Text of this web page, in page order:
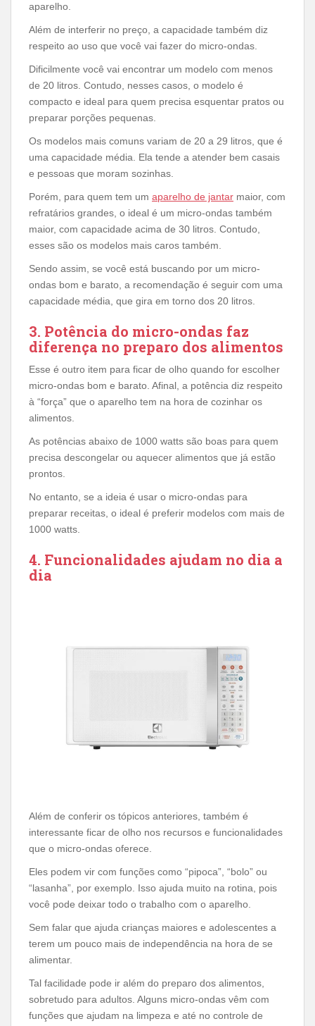
aparelho.
Além de interferir no preço, a capacidade também diz
respeito ao uso que você vai fazer do micro-ondas.
Dificilmente você vai encontrar um modelo com menos
de 20 litros. Contudo, nesses casos, o modelo é
compacto e ideal para quem precisa esquentar pratos ou
preparar porções pequenas.
Os modelos mais comuns variam de 20 a 29 litros, que é
uma capacidade média. Ela tende a atender bem casais
e pessoas que moram sozinhas.
Porém, para quem tem um aparelho de jantar maior, com
refratários grandes, o ideal é um micro-ondas também
maior, com capacidade acima de 30 litros. Contudo,
esses são os modelos mais caros também.
Sendo assim, se você está buscando por um micro-
ondas bom e barato, a recomendação é seguir com uma
capacidade média, que gira em torno dos 20 litros.
3. Potência do micro-ondas faz
diferença no preparo dos alimentos
Esse é outro item para ficar de olho quando for escolher
micro-ondas bom e barato. Afinal, a potência diz respeito
à “força” que o aparelho tem na hora de cozinhar os
alimentos.
As potências abaixo de 1000 watts são boas para quem
precisa descongelar ou aquecer alimentos que já estão
prontos.
No entanto, se a ideia é usar o micro-ondas para
preparar receitas, o ideal é preferir modelos com mais de
1000 watts.
4. Funcionalidades ajudam no dia a
dia
Além de conferir os tópicos anteriores, também é
interessante ficar de olho nos recursos e funcionalidades
que o micro-ondas oferece.
Eles podem vir com funções como “pipoca”, “bolo” ou
“lasanha”, por exemplo. Isso ajuda muito na rotina, pois
você pode deixar todo o trabalho com o aparelho.
Sem falar que ajuda crianças maiores e adolescentes a
terem um pouco mais de independência na hora de se
alimentar.
Tal facilidade pode ir além do preparo dos alimentos,
sobretudo para adultos. Alguns micro-ondas vêm com
funções que ajudam na limpeza e até no controle de